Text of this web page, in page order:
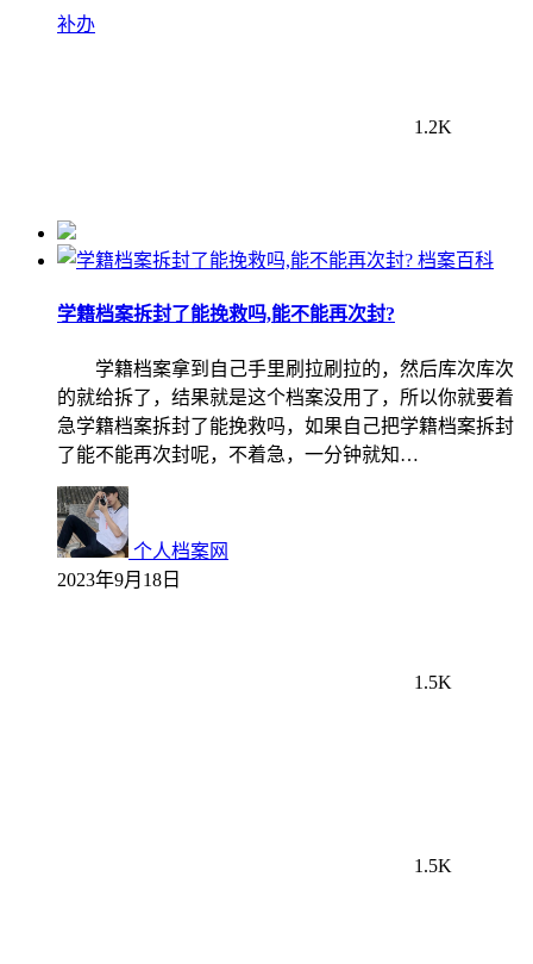
补办
1.2K
档案百科
学籍档案拆封了能挽救吗,能不能再次封?
学籍档案拿到自己手里刷拉刷拉的，然后库次库次
的就给拆了，结果就是这个档案没用了，所以你就要着
急学籍档案拆封了能挽救吗，如果自己把学籍档案拆封
了能不能再次封呢，不着急，一分钟就知…
个人档案网
2023年9月18日
1.5K
1.5K